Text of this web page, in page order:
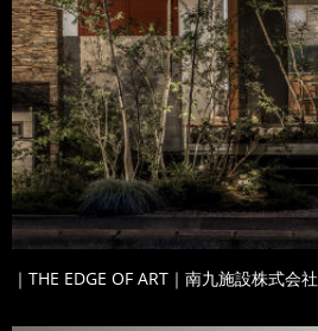
｜THE EDGE OF ART｜南九施設株式会社